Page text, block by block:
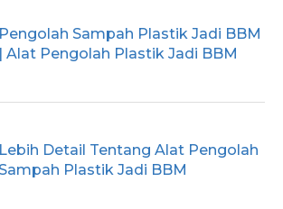
Pengolah Sampah Plastik Jadi BBM
| Alat Pengolah Plastik Jadi BBM
Lebih Detail Tentang Alat Pengolah
Sampah Plastik Jadi BBM